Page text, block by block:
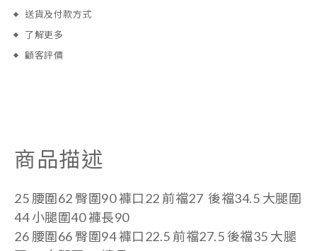
送貨及付款方式
了解更多
顧客評價
商品描述
25 腰圍62 臀圍90 褲口22 前襠27 後襠34.5 大腿圍
44 小腿圍40 褲長90
26 腰圍66 臀圍94 褲口22.5 前襠27.5 後襠35 大腿